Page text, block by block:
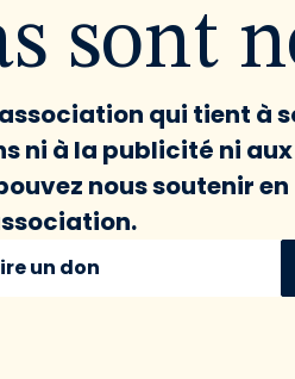
sont
qui tient à
ni à la publicité ni
nous soutenir
un don